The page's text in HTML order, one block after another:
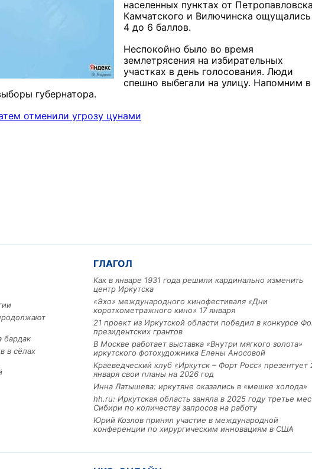
населенных пунктах от
Камчатского и Вилючинска ощущались
4 до 6 баллов.
Неспокойно было во время
землетрясения на избирательных
участках в день голосования. Люди
спешно выбегали на улицу. Напомним в
губернатора.
отменили угрозу цунами
бардак
в сёлах
ГЛАГОЛ
Как в январе 1931 года решили кардинально изменить
центр Иркутска
«Эхо» международного кинофестиваля «Дни
короткометражного кино» 17 января
21 проект из Иркутской области победил в конкурсе
президентских грантов
В Москве работает выставка «Внутри мягкого золота»
иркутского фотохудожника Елены Аносовой
Краеведческий клуб «Иркутск – Форт Росс» презентует
января свои планы на 2026 год
Инна Латышева: иркутяне оказались в «мешке холода»
hh.ru: Иркутская область заняла в 2025 году третье
Сибири по количеству запросов на работу
Юрий Козлов принял участие в международной
конференции по хирургическим инновациям в США
Льготный заём в 9
рублей получит
машиностроительное
из Иркутской области
3 фото